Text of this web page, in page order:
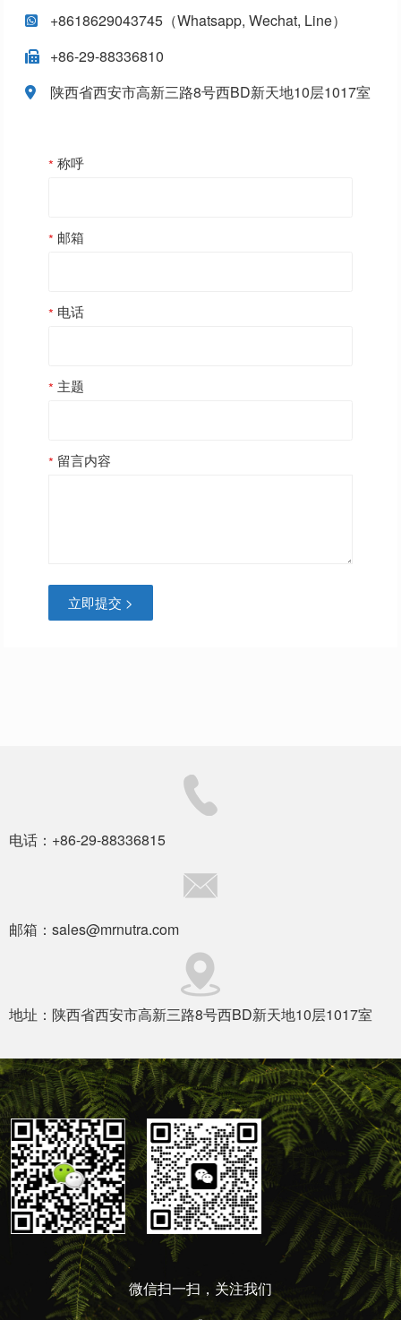
+8618629043745（Whatsapp, Wechat, Line）
+86-29-88336810
陕西省西安市高新三路8号西BD新天地10层1017室
称呼
邮箱
电话
主题
留言内容
立即提交 >
电话：+86-29-88336815
邮箱：sales@mrnutra.com
地址：陕西省西安市高新三路8号西BD新天地10层1017室
微信扫一扫，关注我们